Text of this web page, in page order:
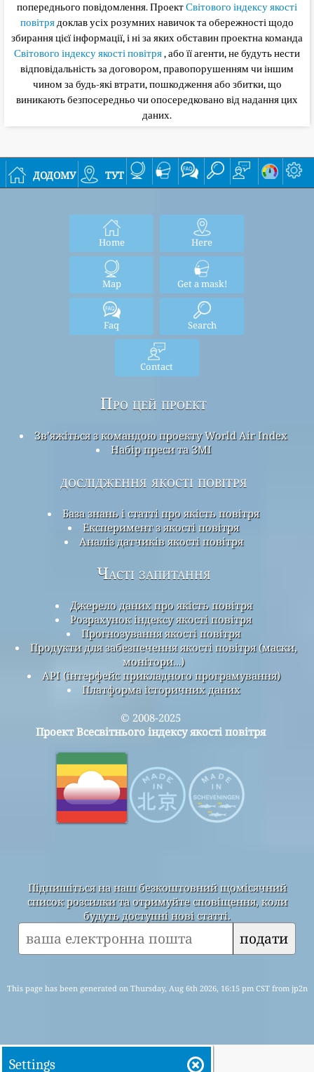
попереднього повідомлення. ПроектСвітового індексу якості
повітрядоклав усіх розумних навичок та обережності щодо
збирання цієї інформації, і ні за яких обставин проектна команда
Світового індексу якості повітря, або її агенти, не будуть нести
відповідальність за договором, правопорушенням чи іншим
чином за будь-які втрати, пошкодження або збитки, що
виникають безпосередньо чи опосередковано від надання цих
даних.
додому тут
Home Here
Map Get a mask!
Faq Search
Contact
Про цей проект
Зв’яжіться з командою проекту World Air Index
Набір преси та ЗМІ
дослідження якості повітря
База знань і статті про якість повітря
Експеримент з якості повітря
Аналіз датчиків якості повітря
Часті запитання
Джерело даних про якість повітря
Розрахунок індексу якості повітря
Прогнозування якості повітря
Продукти для забезпечення якості повітря (маски,
монітори…)
API (інтерфейс прикладного програмування)
Платформа історичних даних
© 2008-2025
Проект Всесвітнього індексу якості повітря
Підпишіться на наш безкоштовний щомісячний
список розсилки та отримуйте сповіщення, коли
будуть доступні нові статті.
подати
This page has been generated on Thursday, Aug 6th 2026, 16:15 pm CST from jp2n
Settings